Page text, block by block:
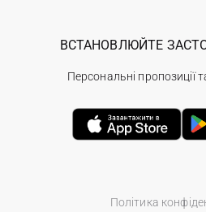
Політика
ВСТАНОВЛЮЙТЕ
Персональні пропозиції